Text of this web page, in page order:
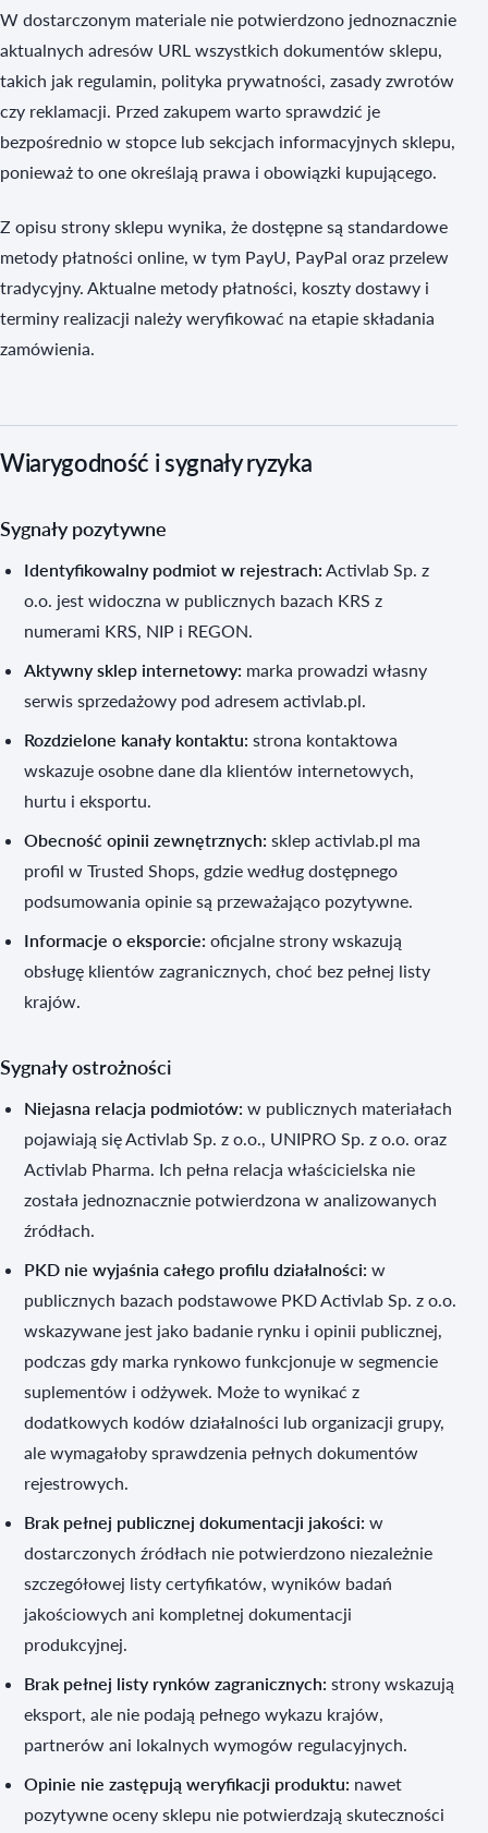
W dostarczonym materiale nie potwierdzono jednoznacznie
aktualnych adresów URL wszystkich dokumentów sklepu,
takich jak regulamin, polityka prywatności, zasady zwrotów
czy reklamacji. Przed zakupem warto sprawdzić je
bezpośrednio w stopce lub sekcjach informacyjnych sklepu,
ponieważ to one określają prawa i obowiązki kupującego.
Z opisu strony sklepu wynika, że dostępne są standardowe
metody płatności online, w tym PayU, PayPal oraz przelew
tradycyjny. Aktualne metody płatności, koszty dostawy i
terminy realizacji należy weryfikować na etapie składania
zamówienia.
Wiarygodność i sygnały ryzyka
Sygnały pozytywne
Identyfikowalny podmiot w rejestrach: Activlab Sp. z
o.o. jest widoczna w publicznych bazach KRS z
numerami KRS, NIP i REGON.
Aktywny sklep internetowy: marka prowadzi własny
serwis sprzedażowy pod adresem activlab.pl.
Rozdzielone kanały kontaktu: strona kontaktowa
wskazuje osobne dane dla klientów internetowych,
hurtu i eksportu.
Obecność opinii zewnętrznych: sklep activlab.pl ma
profil w Trusted Shops, gdzie według dostępnego
podsumowania opinie są przeważająco pozytywne.
Informacje o eksporcie: oficjalne strony wskazują
obsługę klientów zagranicznych, choć bez pełnej listy
krajów.
Sygnały ostrożności
Niejasna relacja podmiotów: w publicznych materiałach
pojawiają się Activlab Sp. z o.o., UNIPRO Sp. z o.o. oraz
Activlab Pharma. Ich pełna relacja właścicielska nie
została jednoznacznie potwierdzona w analizowanych
źródłach.
PKD nie wyjaśnia całego profilu działalności: w
publicznych bazach podstawowe PKD Activlab Sp. z o.o.
wskazywane jest jako badanie rynku i opinii publicznej,
podczas gdy marka rynkowo funkcjonuje w segmencie
suplementów i odżywek. Może to wynikać z
dodatkowych kodów działalności lub organizacji grupy,
ale wymagałoby sprawdzenia pełnych dokumentów
rejestrowych.
Brak pełnej publicznej dokumentacji jakości: w
dostarczonych źródłach nie potwierdzono niezależnie
szczegółowej listy certyfikatów, wyników badań
jakościowych ani kompletnej dokumentacji
produkcyjnej.
Brak pełnej listy rynków zagranicznych: strony wskazują
eksport, ale nie podają pełnego wykazu krajów,
partnerów ani lokalnych wymogów regulacyjnych.
Opinie nie zastępują weryfikacji produktu: nawet
pozytywne oceny sklepu nie potwierdzają skuteczności